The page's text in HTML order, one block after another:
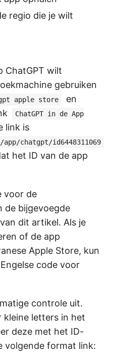
regio die je wilt
ChatGPT wilt
gebruiken
apple store
en
ChatGPT in de App
link is
chatgpt/id6448311069
het ID van de app
voor de
de bijgevoegde
dit artikel. Als je
of de app
Apple Store, kun
code voor
controle uit.
kleine letters in het
deze met het ID-
volgende format link: